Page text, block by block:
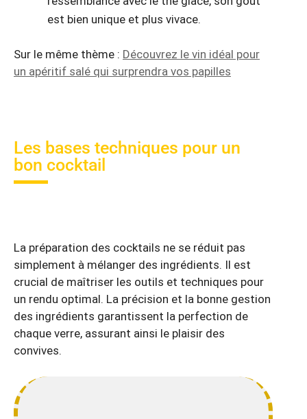
est bien unique et plus vivace.
Sur le même thème : Découvrez le vin idéal pour
un apéritif salé qui surprendra vos papilles
Les bases techniques pour un
bon cocktail
La préparation des cocktails ne se réduit pas
simplement à mélanger des ingrédients. Il est
crucial de maîtriser les outils et techniques pour
un rendu optimal. La précision et la bonne gestion
des ingrédients garantissent la perfection de
chaque verre, assurant ainsi le plaisir des
convives.